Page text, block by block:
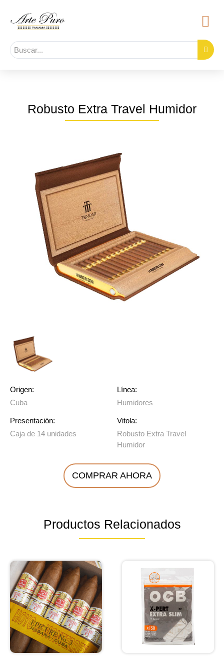
Robusto Extra Travel Humidor
Origen:
Cuba
Presentación:
Caja de 14 unidades
Línea:
Humidores
Vitola:
Robusto Extra Travel
Humidor
COMPRAR AHORA
Productos Relacionados